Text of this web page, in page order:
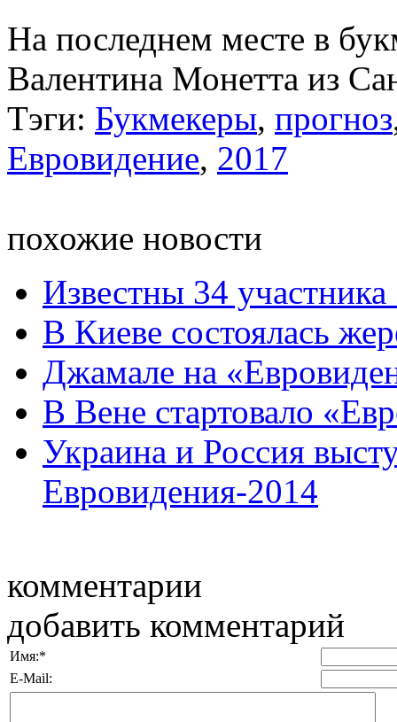
На последнем месте в
Валентина Монетта из
Тэги: Букмекеры, прогноз
Евровидение, 2017
похожие новости
Известны 34
В Киеве состоялась
Джамале на
В Вене стартовало
Украина и Россия
Евровидения-2014
комментарии
добавить комментарий
Имя:*
E-Mail: